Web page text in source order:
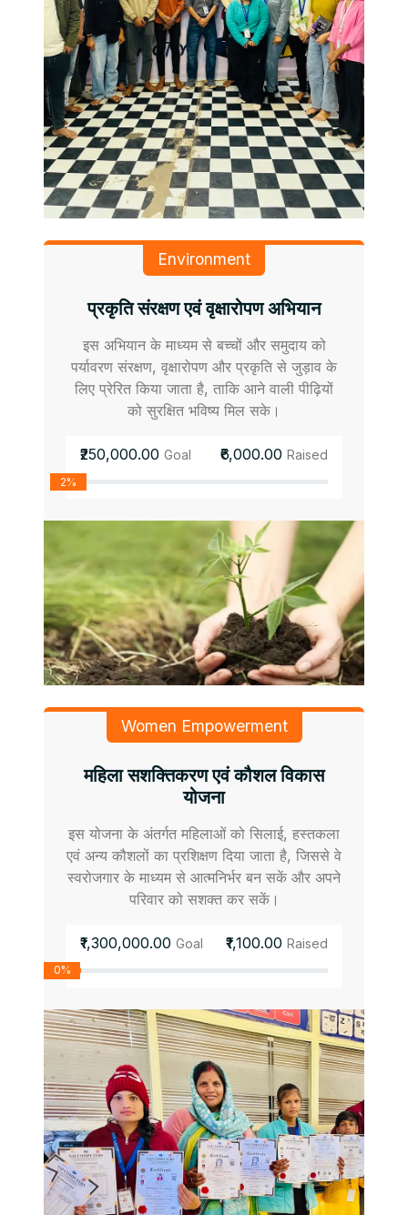
Environment
प्रकृति संरक्षण एवं वृक्षारोपण अभियान
इस अभियान के माध्यम से बच्चों और समुदाय को
पर्यावरण संरक्षण, वृक्षारोपण और प्रकृति से जुड़ाव के
लिए प्रेरित किया जाता है, ताकि आने वाली पीढ़ियों
को सुरक्षित भविष्य मिल सके।
₹250,000.00 Goal ₹6,000.00 Raised
2%
Women Empowerment
महिला सशक्तिकरण एवं कौशल विकास
योजना
इस योजना के अंतर्गत महिलाओं को सिलाई, हस्तकला
एवं अन्य कौशलों का प्रशिक्षण दिया जाता है, जिससे वे
स्वरोजगार के माध्यम से आत्मनिर्भर बन सकें और अपने
परिवार को सशक्त कर सकें।
₹1,300,000.00 Goal ₹1,100.00 Raised
0%